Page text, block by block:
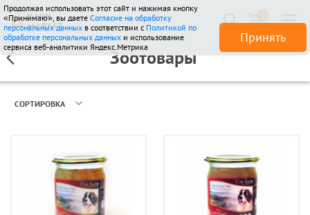
510 отзывов
Продолжая использовать этот сайт и нажимая кнопку
«Принимаю», вы даете Согласие на обработку
персональных данных в соответствии с Политикой по
обработке персональных данных и использование
сервиса веб-аналитики Яндекс.Метрика
Принять
Зоотовары
СОРТИРОВКА